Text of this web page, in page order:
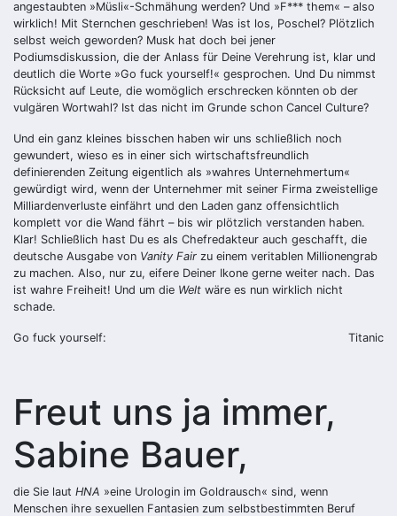
angestaubten »Müsli«-Schmähung werden? Und »F*** them« – also
wirklich! Mit Sternchen geschrieben! Was ist los, Poschel? Plötzlich
selbst weich geworden? Musk hat doch bei jener
Podiumsdiskussion, die der Anlass für Deine Verehrung ist, klar und
deutlich die Worte »Go fuck yourself!« gesprochen. Und Du nimmst
Rücksicht auf Leute, die womöglich erschrecken könnten ob der
vulgären Wortwahl? Ist das nicht im Grunde schon Cancel Culture?
Und ein ganz kleines bisschen haben wir uns schließlich noch
gewundert, wieso es in einer sich wirtschaftsfreundlich
definierenden Zeitung eigentlich als »wahres Unternehmertum«
gewürdigt wird, wenn der Unternehmer mit seiner Firma zweistellige
Milliardenverluste einfährt und den Laden ganz offensichtlich
komplett vor die Wand fährt – bis wir plötzlich verstanden haben.
Klar! Schließlich hast Du es als Chefredakteur auch geschafft, die
deutsche Ausgabe von Vanity Fair zu einem veritablen Millionengrab
zu machen. Also, nur zu, eifere Deiner Ikone gerne weiter nach. Das
ist wahre Freiheit! Und um die Welt wäre es nun wirklich nicht
schade.
Go fuck yourself: Titanic
Freut uns ja immer,
Sabine Bauer,
die Sie laut HNA »eine Urologin im Goldrausch« sind, wenn
Menschen ihre sexuellen Fantasien zum selbstbestimmten Beruf